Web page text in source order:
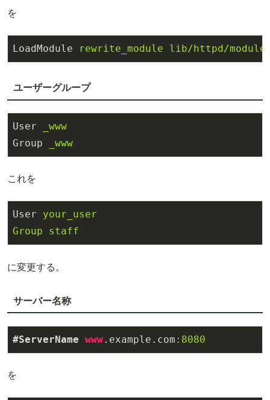
を
LoadModule rewrite_module lib/httpd/
ユーザーグループ
User
_www
Group
_www
これを
User
your_user
Group staff
に変更する。
サーバー名称
#ServerName www.example .com :8080
を